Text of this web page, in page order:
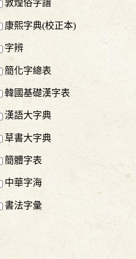
敦煌俗字譜
康熙字典(校正本)
字辨
簡化字總表
韓國基礎漢字表
漢語大字典
草書大字典
簡體字表
中華字海
書法字彙